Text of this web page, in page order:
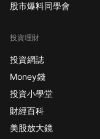
股市爆料同學會
投資理財
投資網誌
Money錢
投資小學堂
財經百科
美股放大鏡